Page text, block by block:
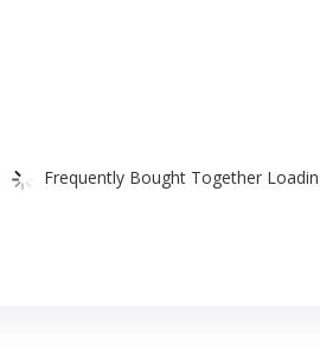
Frequently Bought Together